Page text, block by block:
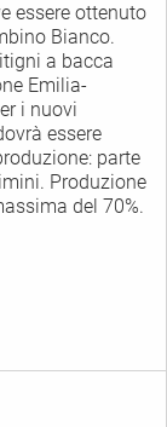
essere ottenuto
Bianco.
a bacca
Emilia-
i nuovi
essere
parte
Produzione
del 70%.